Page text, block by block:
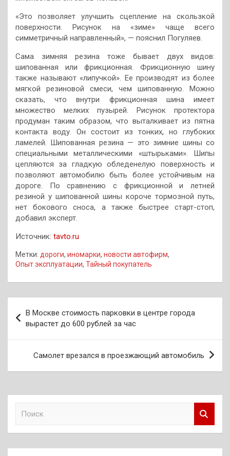
«Это позволяет улучшить сцепление на скользкой
поверхности. Рисунок на «зиме» чаще всего
симметричный направленный», — пояснил Погуляев.
Сама зимняя резина тоже бывает двух видов:
шипованная или фрикционная. Фрикционную шину
также называют «липучкой». Ее производят из более
мягкой резиновой смеси, чем шипованную. Можно
сказать, что внутри фрикционная шина имеет
множество мелких пузырей. Рисунок протектора
продуман таким образом, что выталкивает из пятна
контакта воду. Он состоит из тонких, но глубоких
ламелей. Шипованная резина — это зимние шины со
специальными металлическими «штырьками». Шипы
цепляются за гладкую обледенелую поверхность и
позволяют автомобилю быть более устойчивым на
дороге. По сравнению с фрикционной и летней
резиной у шипованной шины короче тормозной путь,
нет бокового сноса, а также быстрее старт-стоп,
добавил эксперт.
Источник: tavto.ru
Метки: дороги, иномарки, новости автофирм,
Опыт эксплуатации, Тайный покупатель
по
записям
В Москве стоимость парковки в центре города
вырастет до 600 рублей за час
Самолет врезался в проезжающий автомобиль
к